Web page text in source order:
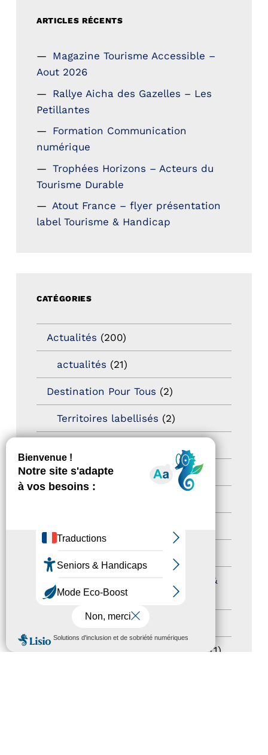
MENU
ARTICLES RÉCENTS
Magazine Tourisme Accessible –
Aout 2026
Rallye Aicha des Gazelles – Les
Petillantes
Formation Communication
numérique
Trophées Horizons – Acteurs du
Tourisme Durable
Atout France – flyer présentation
label Tourisme & Handicap
CATÉGORIES
Actualités (200)
actualités (21)
Destination Pour Tous (2)
Territoires labellisés (2)
Newsletter pro
Journées nationales Tourisme &
Handicap(5)
Salons(11)
(1)